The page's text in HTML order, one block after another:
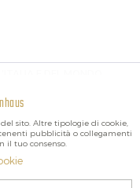
E DEL MONDO.
sito. Altre tipologie di cookie,
pubblicità o collegamenti
il tuo consenso.